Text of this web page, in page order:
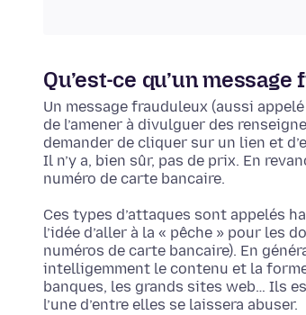
Qu’est-ce qu’un
Un message frauduleux (aussi appelé
de l’amener à divulguer des
demander de cliquer sur un lien et
Il n’y a, bien sûr, pas de prix. En
numéro de carte bancaire.
Ces types d’attaques sont appelés
l’idée d’aller à la « pêche » pour les
numéros de carte bancaire). En
intelligemment le contenu et la
banques, les grands sites web… Ils
l’une d’entre elles se laissera abuser.